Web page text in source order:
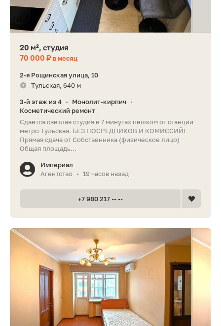
20 м², студия
70 000 ₽в месяц
2-я Рощинская улица, 10
Тульская, 640 м
3-й этаж из 4 • Монолит-кирпич •
Косметический ремонт
Сдается светлая студия в 7 минутах пешком от станции
метро Тульская. БЕЗ ПОСРЕДНИКОВ И КОМИССИЙ!
Прямая сдача от Собственника (физическое лицо)
Общая площадь...
Империал
Агентство
• 19 часов назад
+7 980 217 •• ••